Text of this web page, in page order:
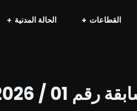
القطاعات الحالة المدنية
01 / 2026